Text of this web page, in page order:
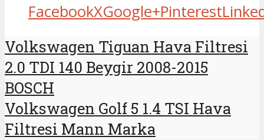
FacebookXGoogle+Pinterest
Volkswagen Tiguan Hava Filtresi
2.0 TDI 140 Beygir 2008-2015
BOSCH
Volkswagen Golf 5 1.4 TSI Hava
Filtresi Mann Marka